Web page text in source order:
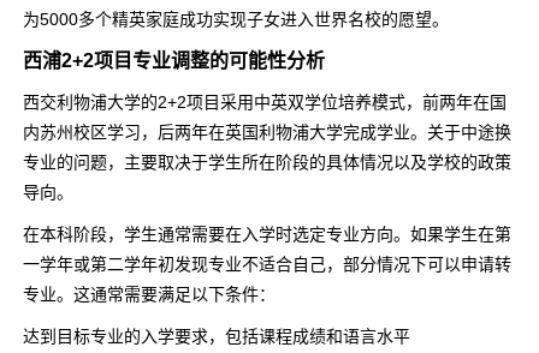
为5000多个精英家庭成功实现子女进入世界名校的愿望。
西浦2+2项目专业调整的可能性分析
西交利物浦大学的2+2项目采用中英双学位培养模式，前两年在国
内苏州校区学习，后两年在英国利物浦大学完成学业。关于中途换
专业的问题，主要取决于学生所在阶段的具体情况以及学校的政策
导向。
在本科阶段，学生通常需要在入学时选定专业方向。如果学生在第
一学年或第二学年初发现专业不适合自己，部分情况下可以申请转
专业。这通常需要满足以下条件：
达到目标专业的入学要求，包括课程成绩和语言水平